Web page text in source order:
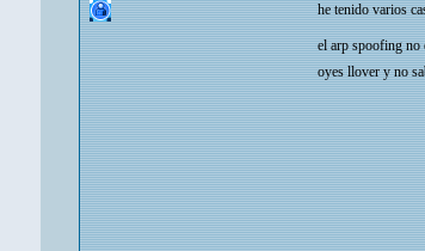
he tenido varios
el arp spoofing no
oyes llover y no